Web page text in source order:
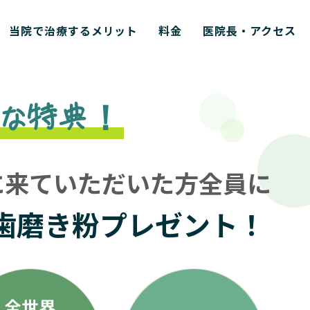
当院で治療するメリット 料金 医院長・アクセス
特典！
ていただいた方全員に
磨き粉プレゼント！